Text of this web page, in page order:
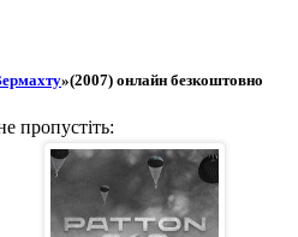
»(2007) онлайн безкоштовно
пропустіть: